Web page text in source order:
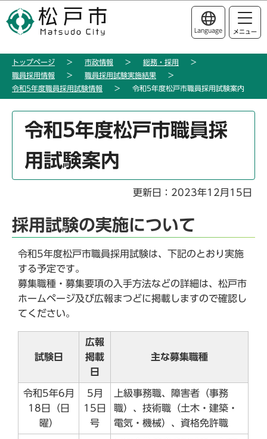
の
ー
このページの本文へ移動
Language メニュー
トップページ 市政情報
総務・採用
職員採用情報
職員採用試験実施結果
令和5年度職員採用試験情報
令和5年度松戸市職員採用試験案内
か
令和5年度松戸市職員採
用試験案内
更新日：2023年12月15日
採用試験の実施について
令和5年度松戸市職員採用試験は、下記のとおり実施
する予定です。
募集職種・募集要項の入手方法などの詳細は、松戸市
ホームページ及び広報まつどに掲載しますので確認し
てください。
試験日
広報
掲載
日
主な募集職種
令和5年6月
18日（日
曜）
5月
15日
号
上級事務職、障害者（事務
職）、技術職（土木・建築・
電気・機械）、資格免許職